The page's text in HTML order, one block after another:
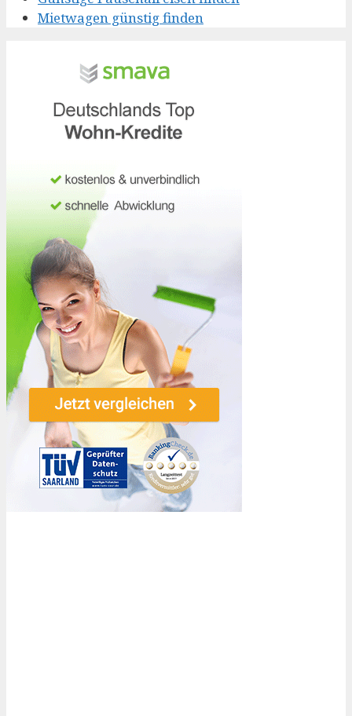
Mietwagen günstig finden